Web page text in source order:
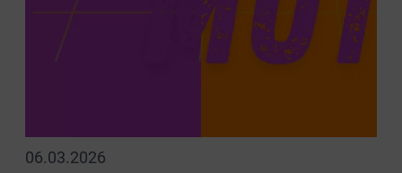
06.03.2026